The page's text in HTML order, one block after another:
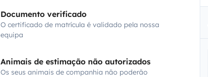
Documento verificado
O certificado de matrícula é validado pela nossa
equipa
Animais de estimação não autorizados
Os seus animais de companhia não poderão